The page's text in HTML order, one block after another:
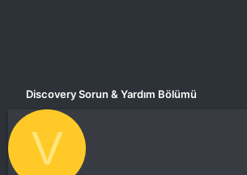
Discovery Sorun & Yardım Bölümü
V